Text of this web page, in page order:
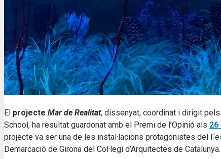
El projecte Mar de Realitat, dissenyat, coordinat i dirigit
School, ha resultat guardonat amb el Premi de l’Opinió als 26
projecte va ser una de les instal·lacions protagonistes del
Demarcació de Girona del Col·legi d’Arquitectes de Catalunya.